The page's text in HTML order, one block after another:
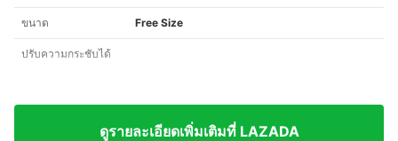
ขนาด Free Size
ปรับความกระชับได้
ดูรายละเอียดเพิ่มเติมที่ LAZADA